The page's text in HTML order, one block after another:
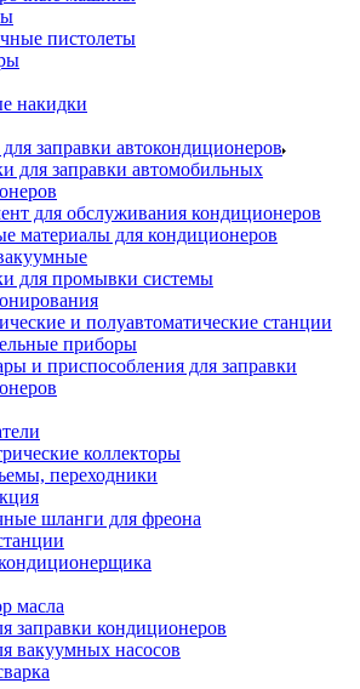
пистолеты
накидки
заправки автокондиционеров
для заправки автомобильных
для обслуживания кондиционеров
материалы для кондиционеров
для промывки системы
и полуавтоматические станции
приборы
и приспособления для заправки
коллекторы
переходники
шланги для фреона
масла
заправки кондиционеров
вакуумных насосов